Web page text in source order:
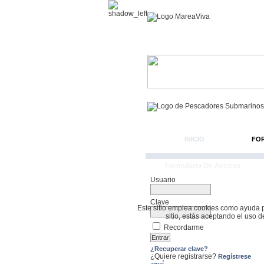
Este sitio emplea cookies como ayuda
sitio, estás aceptando el uso
INICIO
Usuario
Clave
Recordarme
¿Recuperar clave?
¿Quiere registrarse? Regístrese